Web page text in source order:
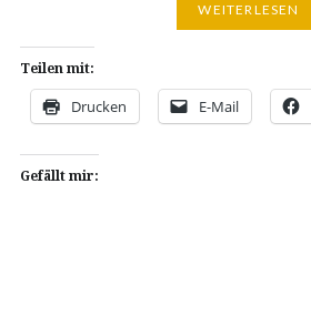
WEITERLESEN
Teilen mit:
Drucken E-Mail
Gefällt mir: